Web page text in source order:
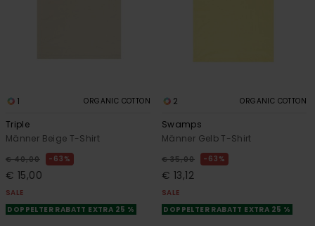
1 ORGANIC COTTON
Triple
Männer Beige T-Shirt
€ 40,00 63%
€ 15,00
SALE
DOPPELTER RABATT EXTRA 25 %
2 ORGANIC COTTON
Swamps
Männer Gelb T-Shirt
€ 35,00 63%
€ 13,12
SALE
DOPPELTER RABATT EXTRA 25 %